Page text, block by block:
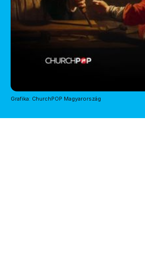
Grafika: ChurchPOP Magyarország